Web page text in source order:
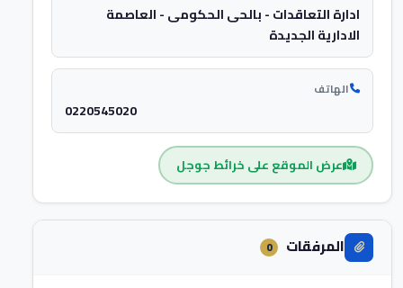
ادارة التعاقدات - بالحى الحكومى - العاصمة
الادارية الجديدة
الهاتف
0220545020
عرض الموقع على خرائط جوجل
المرفقات 0